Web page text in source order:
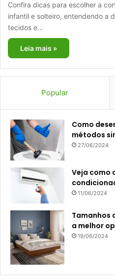
Confira dicas para escolher a
infantil e solteiro, entendendo a
tecidos e…
Leia mais »
Popular
Como
métodos
27/06/2024
Veja como
11/06/2024
Tamanhos
a melhor
19/06/2024